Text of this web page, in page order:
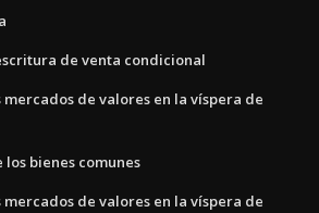
de venta condicional
de valores en la víspera de
bienes comunes
de valores en la víspera de